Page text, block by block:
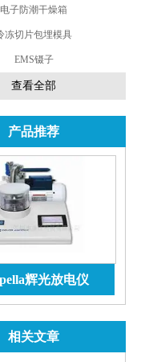
电子防潮干燥箱
冻切片包埋模具
EMS镊子
查看全部
产品推荐
辉光放电仪
相关文章